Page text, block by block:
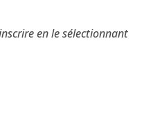
en le sélectionnant